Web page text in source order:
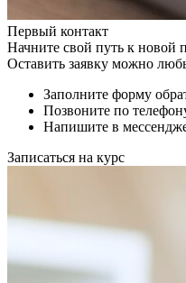
Первый контакт
Начните свой путь к новой
Оставить заявку можно
Заполните форму
Позвоните по
Напишите в
Записаться на курс